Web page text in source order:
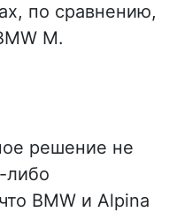
по сравнению,
M.
решение не
либо
BMW и Alpina